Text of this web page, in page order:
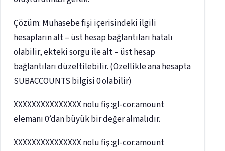
Çözüm: Muhasebe fişi içerisindeki ilgili
hesapların alt – üst hesap bağlantıları hatalı
olabilir, ekteki sorgu ile alt – üst hesap
bağlantıları düzeltilebilir. (Özellikle ana hesapta
SUBACCOUNTS bilgisi 0 olabilir)
XXXXXXXXXXXXXXX nolu fiş :gl-cor:amount
elemanı 0’dan büyük bir değer almalıdır.
XXXXXXXXXXXXXXX nolu fiş :gl-cor:amount